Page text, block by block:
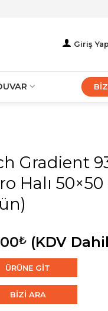
Giriş
Gradient
Halı
₺ (KDV
ÜRÜNE GİT
BİZİ ARA